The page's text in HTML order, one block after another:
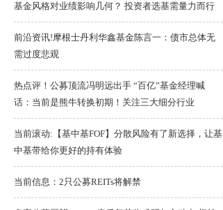
基金风格对业绩影响几何？ 投资者选基需量力而行
前沿资讯!摩根士丹利华鑫基金陈言一：债市总体无
需过度悲观
热点评！公募顶流冯明远出手 “百亿”基金经理喊
话：当前是熊牛转换初期！关注三大细分行业
当前滚动:【基中基FOF】分散风险有了新选择，让基
中基带给你更好的持有体验
当前信息：2只公募REITs将解禁